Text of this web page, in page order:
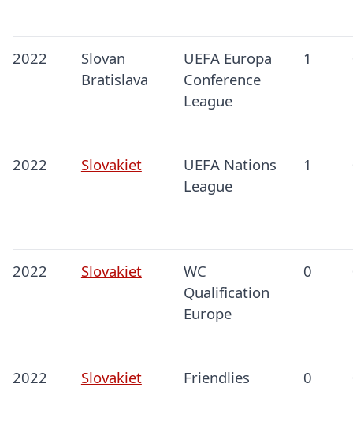
2022
Slovan
Bratislava
UEFA Europa
Conference
League
1
2022 Slovakiet
UEFA Nations
League
1
2022 Slovakiet
WC
Qualification
Europe
0
2022 Slovakiet Friendlies 0